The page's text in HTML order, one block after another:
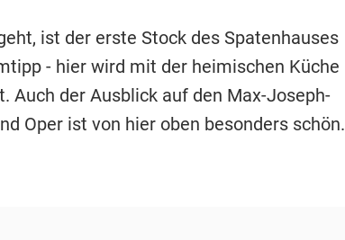
ist der erste Stock des Spatenhauses
- hier wird mit der heimischen Küche
Auch der Ausblick auf den Max-Joseph-
Oper ist von hier oben besonders schön.